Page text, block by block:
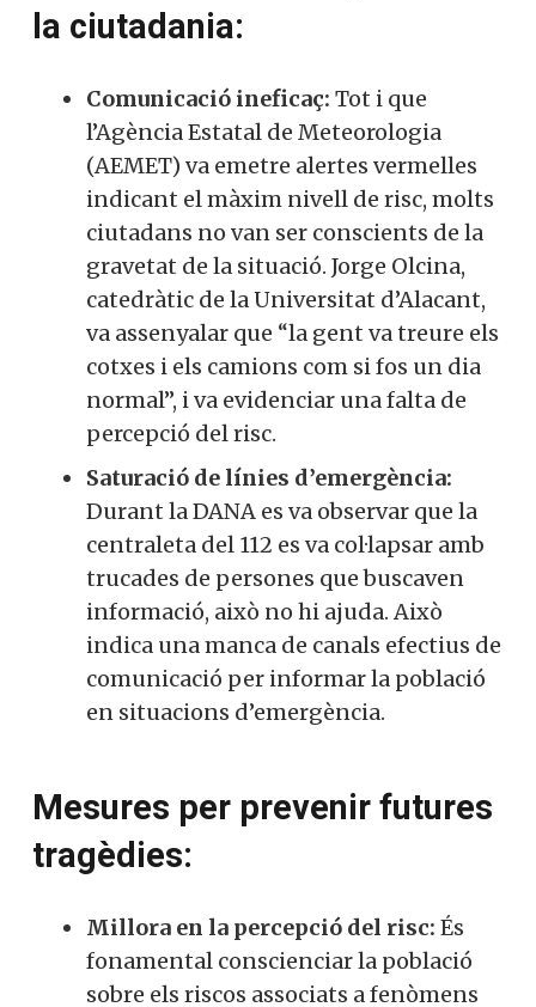
la ciutadania:
Comunicació ineficaç: Tot i que
l’Agència Estatal de Meteorologia
(AEMET) va emetre alertes vermelles
indicant el màxim nivell de risc, molts
ciutadans no van ser conscients de la
gravetat de la situació. Jorge Olcina,
catedràtic de la Universitat d’Alacant,
va assenyalar que “la gent va treure els
cotxes i els camions com si fos un dia
normal”, i va evidenciar una falta de
percepció del risc.
Saturació de línies d’emergència:
Durant la DANA es va observar que la
centraleta del 112 es va col·lapsar amb
trucades de persones que buscaven
informació, això no hi ajuda. Això
indica una manca de canals efectius de
comunicació per informar la població
en situacions d’emergència.
Mesures per prevenir futures
tragèdies:
Millora en la percepció del risc: És
fonamental conscienciar la població
sobre els riscos associats a fenòmens